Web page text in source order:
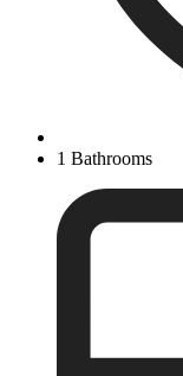
1 Bathrooms